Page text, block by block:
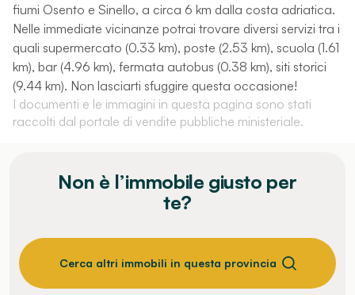
fiumi Osento e Sinello, a circa 6 km dalla costa adriatica.
Nelle immediate vicinanze potrai trovare diversi servizi tra i
quali supermercato (0.33 km), poste (2.53 km), scuola (1.61
km), bar (4.96 km), fermata autobus (0.38 km), siti storici
(9.44 km). Non lasciarti sfuggire questa occasione!
I documenti e le immagini in questa pagina sono stati
raccolti dal portale di vendite pubbliche ministeriale.
Non è l’immobile giusto per
te?
Cerca altri immobili in questa provincia